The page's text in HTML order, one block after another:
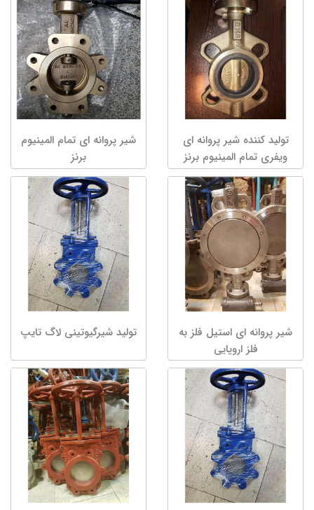
تولید کننده شیر پروانه ای
ویفری تمام المینیوم برنز
شیر پروانه ای تمام المینیوم
برنز
شیر پروانه ای استیل فلز به
فلز اروپایی
تولید شیرگیوتینی لاگ تایپ